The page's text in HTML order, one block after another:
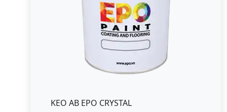
KEO AB EPO CRYSTAL